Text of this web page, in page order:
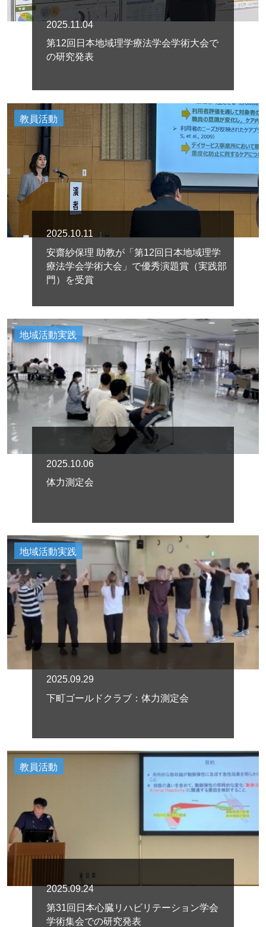
2025.11.04
第12回日本地域理学療法学会学術大会で
の研究発表
教員活動
2025.10.11
安齋紗保理 助教が「第12回日本地域理学
療法学会学術大会」で優秀演題賞（実践部
門）を受賞
地域活動実践
2025.10.06
体力測定会
地域活動実践
2025.09.29
下町ゴールドクラブ：体力測定会
教員活動
2025.09.24
第31回日本心臓リハビリテーション学会
学術集会での研究発表